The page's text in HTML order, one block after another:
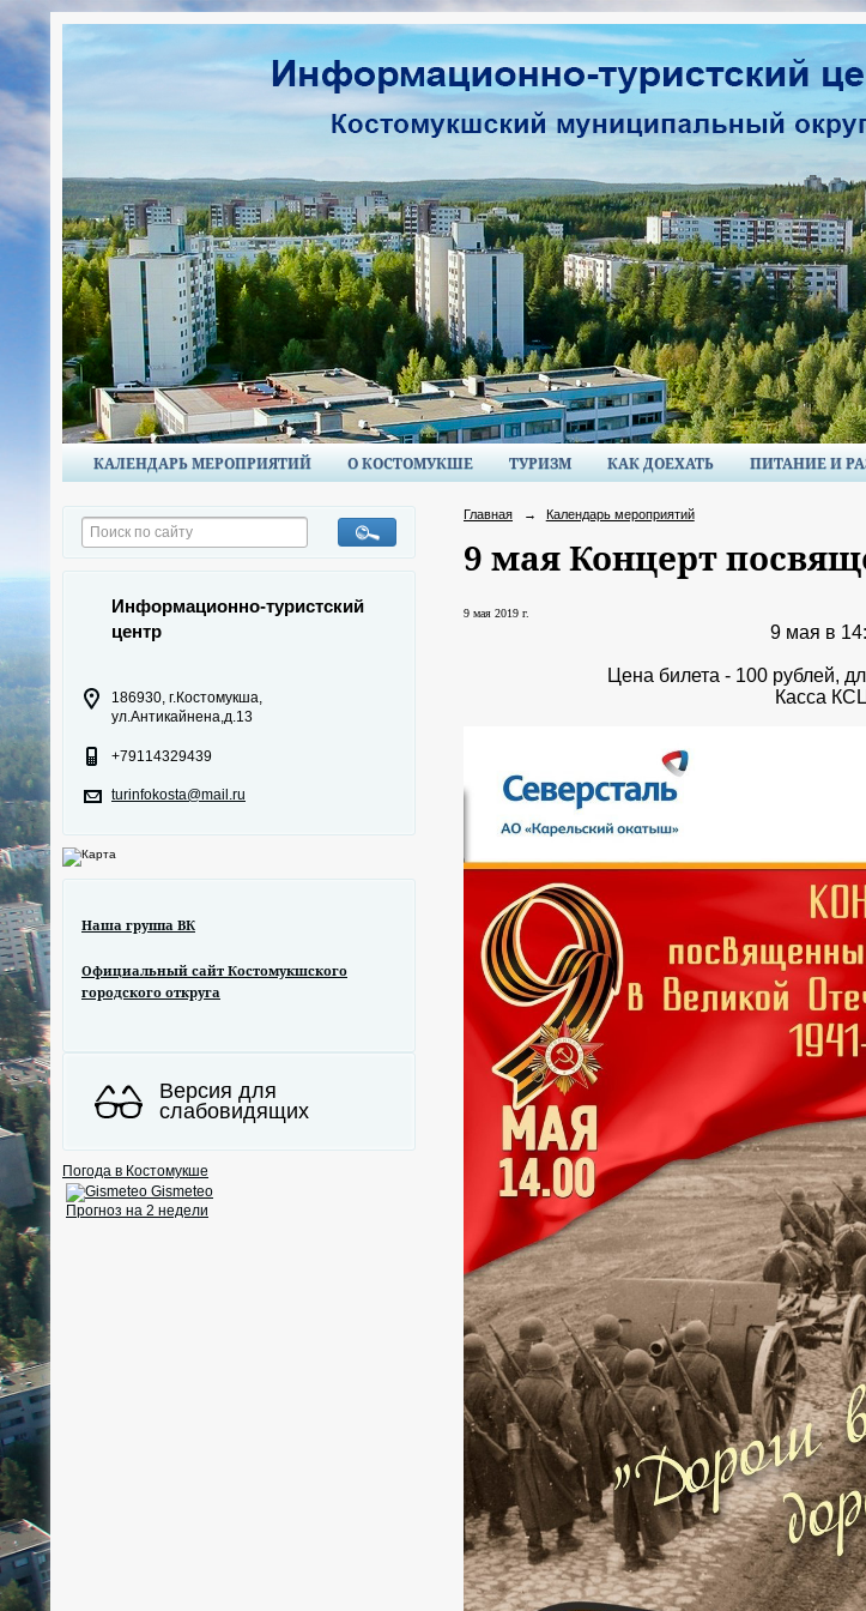
КАЛЕНДАРЬ МЕРОПРИЯТИЙ О КОСТОМУКШЕ ТУРИЗМ КАК ДОЕХАТЬ ПИТАНИЕ И
Информационно-туристский
центр
186930, г.Костомукша,
ул.Антикайнена,д.13
+79114329439
turinfokosta@mail.ru
Наша группа ВК
Официальный сайт Костомукшского
городского откруга
Версия для
слабовидящих
Погода в Костомукше
Gismeteo
Прогноз на 2 недели
Главная → Календарь мероприятий
9 мая Концерт
9 мая 2019 г.
9 мая в
Цена билета - 100 рублей,
Касса